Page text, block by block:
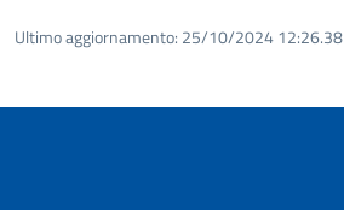
Ultimo aggiornamento: 25/10/2024 12:26.38